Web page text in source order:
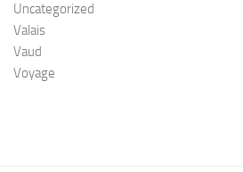
Uncategorized
Valais
Vaud
Voyage